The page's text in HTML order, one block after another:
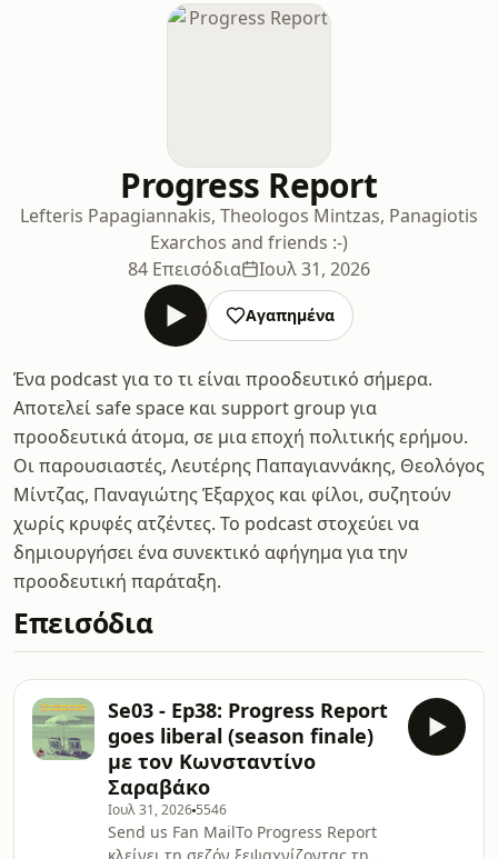
Progress Report
Lefteris Papagiannakis, Theologos Mintzas, Panagiotis
Exarchos and friends :-)
84 Επεισόδια
Ιουλ 31, 2026
Αγαπημένα
Ένα podcast για το τι είναι προοδευτικό σήμερα.
Αποτελεί safe space και support group για
προοδευτικά άτομα, σε μια εποχή πολιτικής ερήμου.
Οι παρουσιαστές, Λευτέρης Παπαγιαννάκης, Θεολόγος
Μίντζας, Παναγιώτης Έξαρχος και φίλοι, συζητούν
χωρίς κρυφές ατζέντες. Το podcast στοχεύει να
δημιουργήσει ένα συνεκτικό αφήγημα για την
προοδευτική παράταξη.
Επεισόδια
Se03 - Ep38: Progress Report
goes liberal (season finale)
με τον Κωνσταντίνο
Σαραβάκο
Ιουλ 31, 2026 5546
Send us Fan MailΤο Progress Report